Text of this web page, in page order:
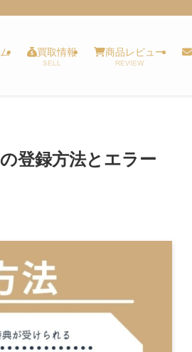
買取情報
SELL
商品レビュー
REVIEW
登録方法とエラー